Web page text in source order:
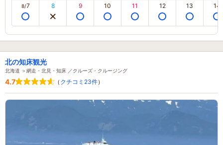
8/7 8 9 10 11 12 13 14
北の知床観光
北海道 ＞網走・北見・知床 ／クルーズ・クルージング
4.7 （ クチコミ23件）